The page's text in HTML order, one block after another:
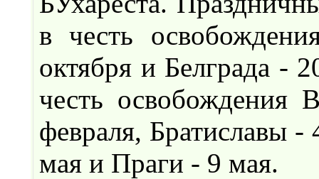
в честь
октября и Белграда -
честь освобождения
февраля, Братиславы
мая и Праги - 9 мая.